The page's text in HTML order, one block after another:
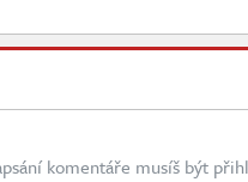
komentáře musíš být